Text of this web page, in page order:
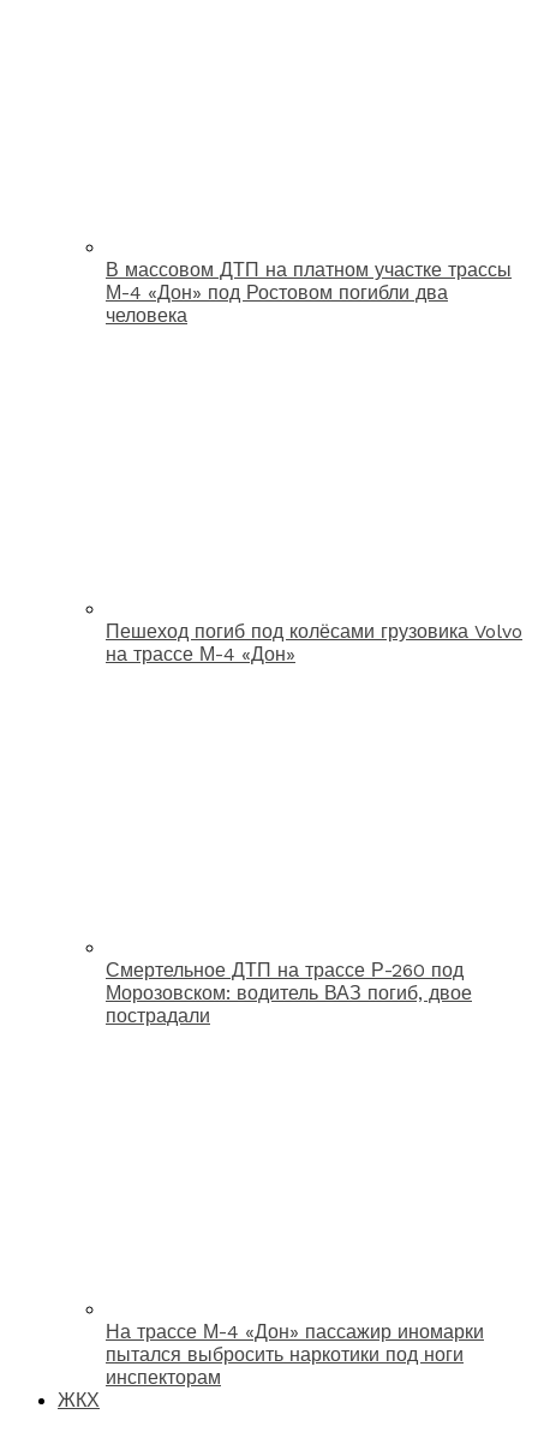
В массовом ДТП на платном участке трассы
М-4 «Дон» под Ростовом погибли два
человека
Пешеход погиб под колёсами грузовика Volvo
на трассе М-4 «Дон»
Смертельное ДТП на трассе Р-260 под
Морозовском: водитель ВАЗ погиб, двое
пострадали
На трассе М-4 «Дон» пассажир иномарки
пытался выбросить наркотики под ноги
инспекторам
ЖКХ